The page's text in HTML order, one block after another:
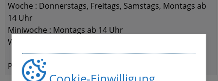
Woche : Donnerstags, Freitags, Samstags, Montags ab
14 Uhr
Miniwoche : Montags ab 14 Uhr
Wochenende: Freitags ab 14.00 Uhr
Prioritäres Einchecken: € 80,00